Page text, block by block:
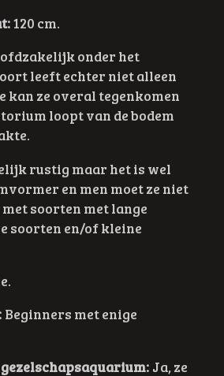
120 cm.
onder het
leeft echter niet alleen
kan ze overal tegenkomen
loopt van de bodem
rustig maar het is wel
en men moet ze niet
soorten met lange
soorten en/of kleine
Beginners met enige
Ja, ze